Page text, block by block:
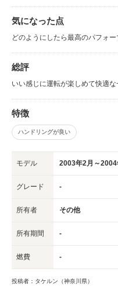
気になった点
どのようにしたら最高のパフォ
総評
いい感じに運転が楽しめて快適
特徴
ハンドリングが良い
モデル 2003年2月～2004
グレード -
所有者 その他
所有期間 -
燃費 -
投稿者：タケルン（神奈川県）